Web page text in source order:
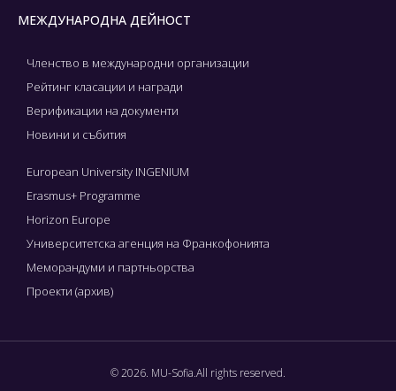
МЕЖДУНАРОДНА ДЕЙНОСТ
Членство в международни организации
Рейтинг класации и награди
Верификации на документи
Новини и събития
European University INGENIUM
Erasmus+ Programme
Horizon Europe
Университетска агенция на Франкофонията
Меморандуми и партньорства
Проекти (архив)
© 2026. MU-Sofia.All rights reserved.